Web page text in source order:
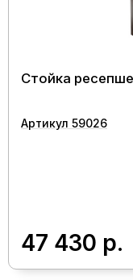
Стойка
Артикул 59026
47 430 р.